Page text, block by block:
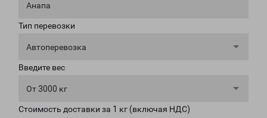
Анапа
Тип перевозки
Автоперевозка
Введите вес
От 3000 кг
Стоимость доставки за 1 кг (включая НДС)